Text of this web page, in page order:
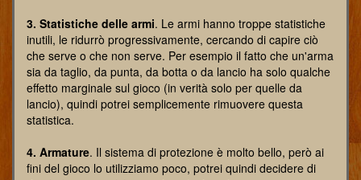
3. Statistiche delle armi. Le armi hanno troppe statistiche
inutili, le ridurrò progressivamente, cercando di capire ciò
che serve o che non serve. Per esempio il fatto che un'arma
sia da taglio, da punta, da botta o da lancio ha solo qualche
effetto marginale sul gioco (in verità solo per quelle da
lancio), quindi potrei semplicemente rimuovere questa
statistica.
4. Armature. Il sistema di protezione è molto bello, però ai
fini del gioco lo utilizziamo poco, potrei quindi decidere di